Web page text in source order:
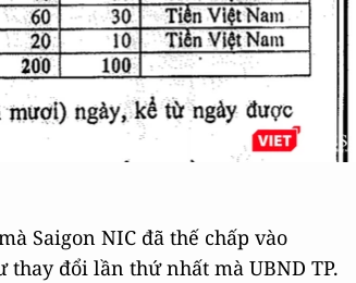
Saigon NIC đã thế chấp vào
đổi lần thứ nhất mà UBND TP.